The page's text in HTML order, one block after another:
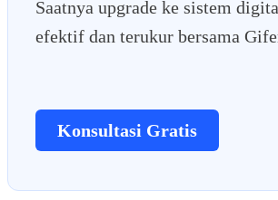
Saatnya upgrade ke sistem
efektif dan terukur bersama
Konsultasi Gratis